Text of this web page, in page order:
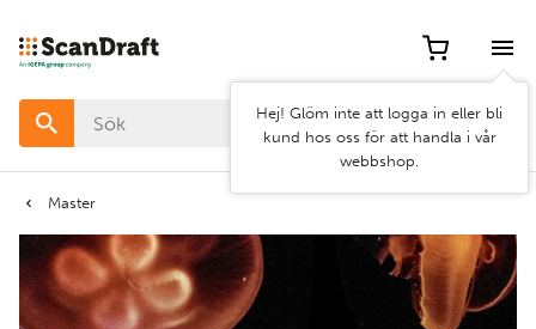
Hej! Glöm inte att logga in eller bli
kund hos oss för att handla i vår
webbshop.
Master
Filter
Färg
Längd